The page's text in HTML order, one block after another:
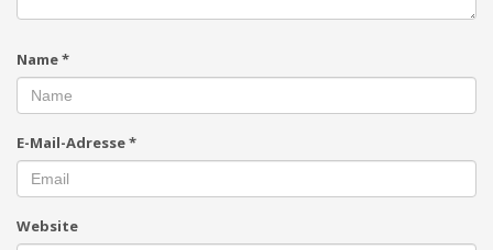
Name*
E-Mail-Adresse*
Website